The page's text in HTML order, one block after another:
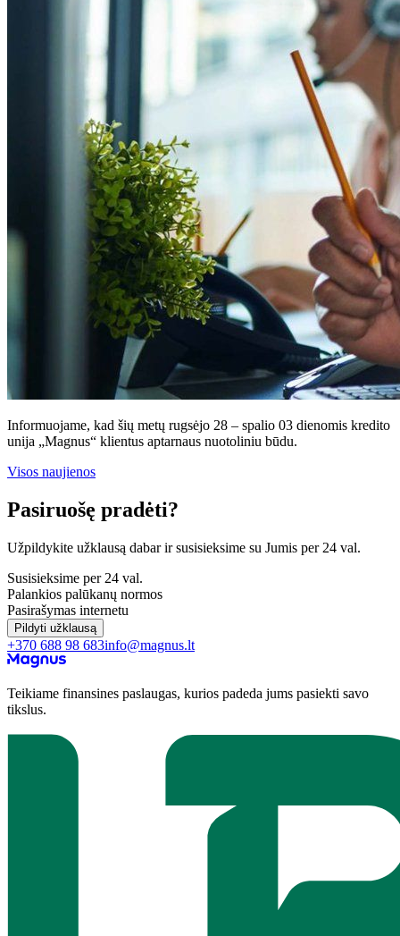
Informuojame, kad šių metų rugsėjo 28 – spalio 03 dienomis kredito
unija „Magnus“ klientus aptarnaus nuotoliniu būdu.
Visos naujienos
Pasiruošę pradėti?
Užpildykite užklausą dabar ir susisieksime su Jumis per 24 val.
Susisieksime per 24 val.
Palankios palūkanų normos
Pasirašymas internetu
Pildyti užklausą
+370 688 98 683info@magnus.lt
Teikiame finansines paslaugas, kurios padeda jums pasiekti savo
tikslus.